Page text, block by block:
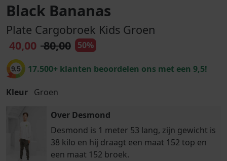
Black Bananas
Plate Cargobroek Kids Groen
40,00 80,00 50%
9.5 17.500+ klanten beoordelen ons met een 9,5!
Kleur Groen
Over Desmond
Desmond is 1 meter 53 lang, zijn gewicht is
38 kilo en hij draagt een maat 152 top en
een maat 152 broek.